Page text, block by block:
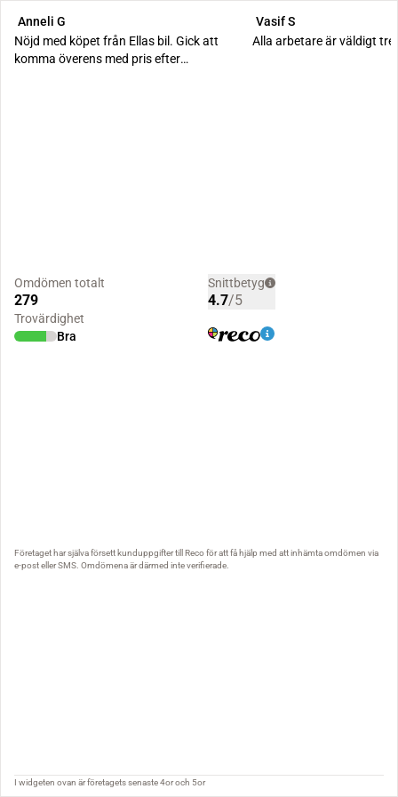
Anneli G
Nöjd med köpet från Ellas bil. Gick att
komma överens med pris efter
Vasif S
Alla arbetare är väldigt
Omdömen totalt
279
Snittbetyg
4.7/5
Trovärdighet
Bra
Företaget har själva försett kunduppgifter till Reco för att få hjälp med att inhämta omdömen via
e-post eller SMS. Omdömena är därmed inte verifierade.
I widgeten ovan är företagets senaste 4or och 5or